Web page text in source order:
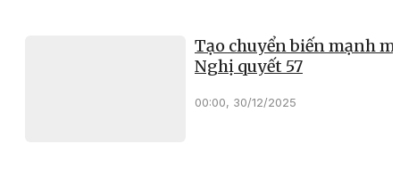
Tạo chuyển biến mạnh
Nghị quyết 57
00:00, 30/12/2025